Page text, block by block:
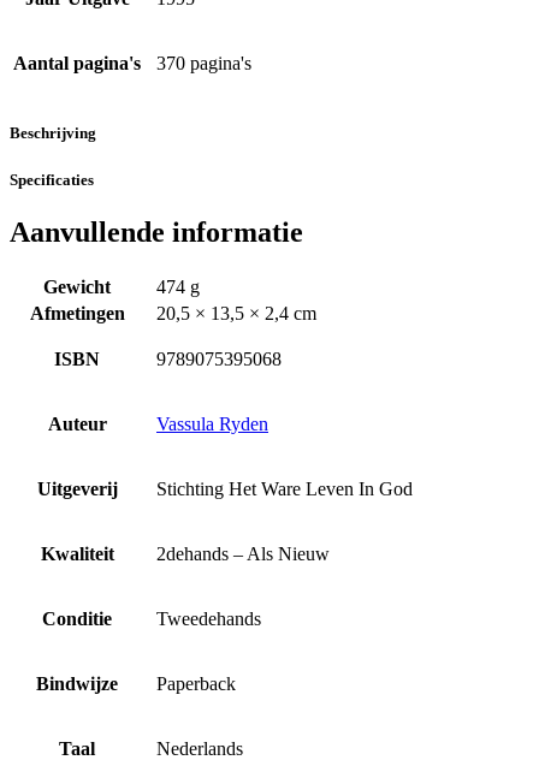
Aantal pagina's 370 pagina's
Beschrijving
Specificaties
Aanvullende informatie
Gewicht
474 g
Afmetingen
20,5 × 13,5 × 2,4 cm
ISBN 9789075395068
Auteur Vassula Ryden
Uitgeverij Stichting Het Ware Leven In God
Kwaliteit 2dehands – Als Nieuw
Conditie Tweedehands
Bindwijze Paperback
Taal Nederlands